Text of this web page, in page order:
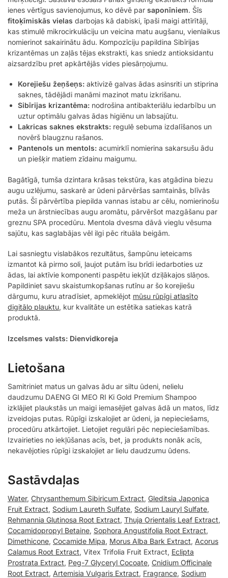
ienes vērtīgus savienojumus, ko dēvē par saponīniem. Šīs
fitoķīmiskās vielas darbojas kā dabiski, īpaši maigi attīrītāji,
kas stimulē mikrocirkulāciju un veicina matu augšanu, vienlaikus
nomierinot sakairinātu ādu. Kompozīciju papildina Sibīrijas
krizantēmas un zaļās tējas ekstrakti, kas sniedz antioksidantu
aizsardzību pret apkārtējās vides piesārņojumu.
Korejiešu žeņšeņs: aktivizē galvas ādas asinsriti un stiprina
saknes, tādējādi manāmi mazinot matu izkrišanu.
Sibīrijas krizantēma: nodrošina antibakteriālu iedarbību un
uztur optimālu galvas ādas higiēnu un labsajūtu.
Lakricas saknes ekstrakts: regulē sebuma izdalīšanos un
novērš blaugznu rašanos.
Pantenols un mentols: acumirklī nomierina sakarsušu ādu
un piešķir matiem zīdainu maigumu.
Bagātīgā, tumša dzintara krāsas tekstūra, kas atgādina biezu
augu uzlējumu, saskarē ar ūdeni pārvēršas samtainās, blīvās
putās. Šī pārvērtība piepilda vannas istabu ar cēlu, nomierinošu
meža un ārstniecības augu aromātu, pārvēršot mazgāšanu par
greznu SPA procedūru. Mentola dvesma dāvā vieglu vēsuma
sajūtu, kas saglabājas vēl ilgi pēc rituāla beigām.
Lai sasniegtu vislabākos rezultātus, šampūnu ieteicams
izmantot kā pirmo soli, ļaujot putām īsu brīdi iedarboties uz
ādas, lai aktīvie komponenti paspētu iekļūt dziļākajos slāņos.
Papildiniet savu skaistumkopšanas rutīnu ar šo korejiešu
dārgumu, kuru atradīsiet, apmeklējot mūsu rūpīgi atlasīto
digitālo plauktu, kur kvalitāte un estētika satiekas katrā
produktā.
Izcelsmes valsts: Dienvidkoreja
Lietošana
Samitriniet matus un galvas ādu ar siltu ūdeni, nelielu
daudzumu DAENG GI MEO RI Ki Gold Premium Shampoo
izklājiet plaukstās un maigi iemasējiet galvas ādā un matos, līdz
izveidojas putas. Rūpīgi izskalojiet ar ūdeni, ja nepieciešams,
procedūru atkārtojiet. Lietojiet regulāri pēc nepieciešamības.
Izvairieties no iekļūšanas acīs, bet, ja produkts nonāk acīs,
nekavējoties rūpīgi izskalojiet ar lielu daudzumu ūdens.
Sastāvdaļas
Water, Chrysanthemum Sibiricum Extract, Gleditsia Japonica
Fruit Extract, Sodium Laureth Sulfate, Sodium Lauryl Sulfate,
Rehmannia Glutinosa Root Extract, Thuja Orientalis Leaf Extract,
Cocamidopropyl Betaine, Sophora Angustifolia Root Extract,
Dimethicone, Cocamide Mipa, Morus Alba Bark Extract, Acorus
Calamus Root Extract, Vitex Trifolia Fruit Extract, Eclipta
Prostrata Extract, Peg-7 Glyceryl Cocoate, Cnidium Officinale
Root Extract, Artemisia Vulgaris Extract, Fragrance, Sodium